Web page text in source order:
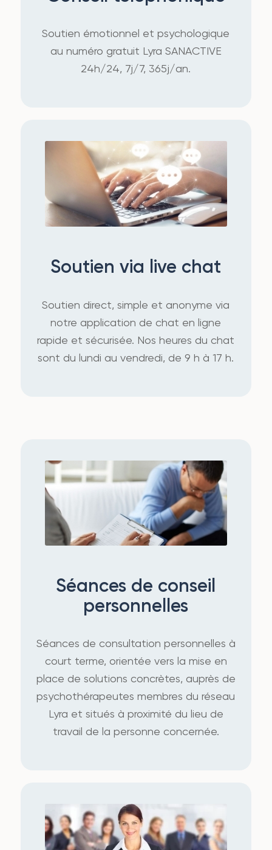
Soutien émotionnel et psychologique
au numéro gratuit Lyra SANACTIVE
24h/24, 7j/7, 365j/an.
Soutien via live chat
Soutien direct, simple et anonyme via
notre application de chat en ligne
rapide et sécurisée. Nos heures du chat
sont du lundi au vendredi, de 9 h à 17 h.
Séances de conseil
personnelles
Séances de consultation personnelles à
court terme, orientée vers la mise en
place de solutions concrètes, auprès de
psychothérapeutes membres du réseau
Lyra et situés à proximité du lieu de
travail de la personne concernée.